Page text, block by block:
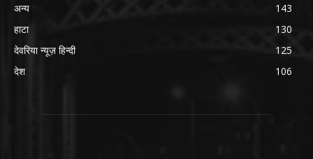
अन्य
143
हाटा
130
देवरिया न्यूज़ हिन्दी
125
देश
106